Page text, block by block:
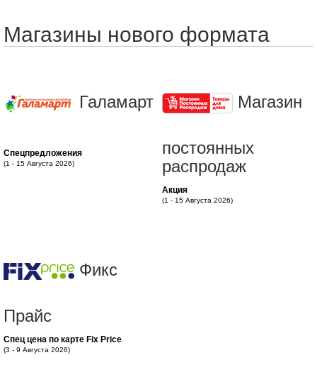
Магазины нового формата
Галамарт
Спецпредложения
(1 - 15 Августа 2026)
Магазин
постоянных
распродаж
Акция
(1 - 15 Августа 2026)
Фикс
Прайс
Спец цена по карте Fix Price
(3 - 9 Августа 2026)